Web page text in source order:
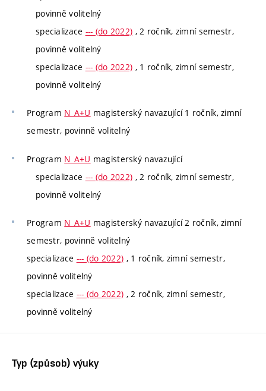
povinně volitelný
specializace --- (do 2022) , 2 ročník, zimní semestr,
povinně volitelný
specializace --- (do 2022) , 1 ročník, zimní semestr,
povinně volitelný
Program N_A+U magisterský navazující 1 ročník, zimní
semestr, povinně volitelný
Program N_A+U magisterský navazující
specializace --- (do 2022) , 2 ročník, zimní semestr,
povinně volitelný
Program N_A+U magisterský navazující 2 ročník, zimní
semestr, povinně volitelný
specializace --- (do 2022) , 1 ročník, zimní semestr,
povinně volitelný
specializace --- (do 2022) , 2 ročník, zimní semestr,
povinně volitelný
Typ (způsob) výuky